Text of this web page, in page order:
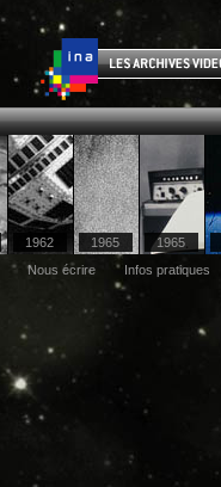
1962 1965
1965
Nous écrire Infos pratiques